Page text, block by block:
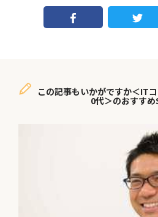
この記事もいかがですか＜IT
0代＞のおすすめ